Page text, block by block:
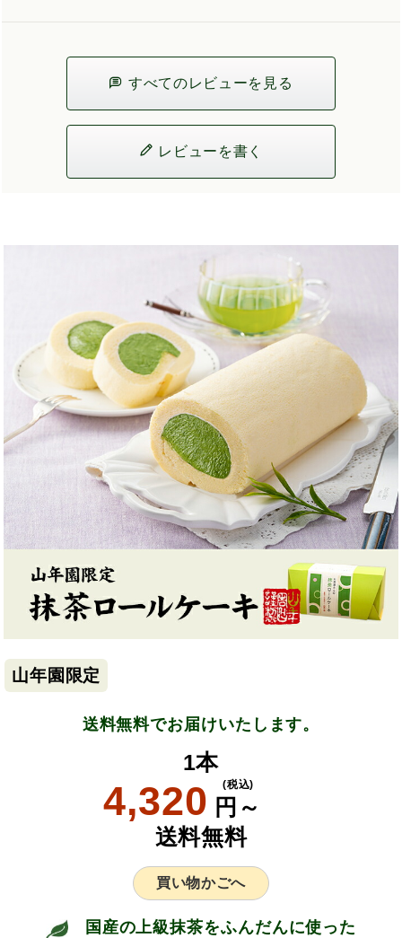
すべてのレビューを見る
レビューを書く
山年園限定
送料無料でお届けいたします。
1本
4,320 円～
(税込)
送料無料
買い物かごへ
国産の上級抹茶をふんだんに使った